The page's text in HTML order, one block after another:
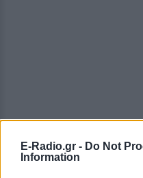
E-Radio.gr - Do Not
Information